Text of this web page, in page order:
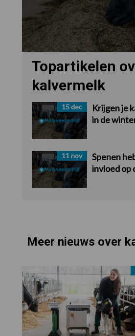
Topartikelen
kalvermelk
15 dec
Krijgen je
in de
11 nov
Spenen
invloed op
Meer nieuws over